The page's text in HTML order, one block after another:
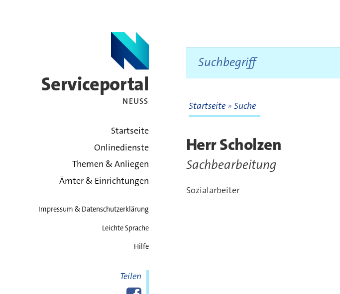
Serviceportal
NEUSS
zurück zur Startseite
Startseite
Onlinedienste
Themen & Anliegen
Ämter & Einrichtungen
Impressum & Datenschutzerklärung
Leichte Sprache
Hilfe
Teilen
Startseite Suche
Herr Scholzen
Sachbearbeitung
Sozialarbeiter